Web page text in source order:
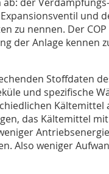
und
zu nennen. Der
der Anlage kennen
Stoffdaten
und spezifische
das Kältemittel
Also weniger